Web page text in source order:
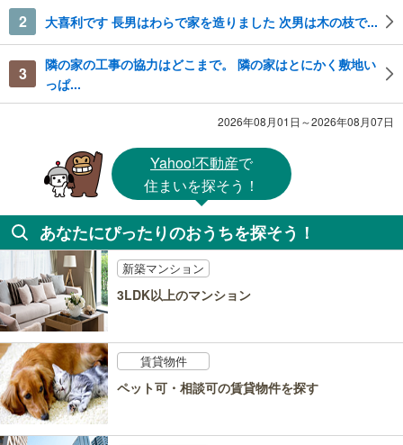
2 大喜利です 長男はわらで家を造りました 次男は木の枝で...
3
隣の家の工事の協力はどこまで。 隣の家はとにかく敷地い
っぱ...
2026年08月01日～2026年08月07日
Yahoo!不動産で
住まいを探そう！
あなたにぴったりのおうちを探そう！
新築マンション
3LDK以上のマンション
賃貸物件
ペット可・相談可の賃貸物件を探す